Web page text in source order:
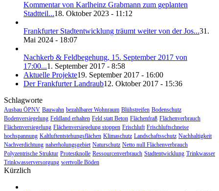
Kommentar von Karlheinz Grabmann zum geplanten
Stadtteil...18. Oktober 2023 - 11:12
Frankfurter Stadtentwicklung träumt weiter von der Jos...31.
Mai 2024 - 18:07
Nachkerb & Feldbegehung, 15. September 2017 von
17:00...1. September 2017 - 8:58
Aktuelle Projekte19. September 2017 - 16:00
Der Frankfurter Landraub12. Oktober 2017 - 15:36
Schlagworte
Ausbau ÖPNV Bauwahn bezahlbarer Wohnraum Blühstreifen Bodenschutz
Bodenversiegelung Feldland erhalten Feld statt Beton Flächenfraß Flächenverbrauch
Flächenversiegelung Flächenversiegelung stoppen Frischluft Frischluftschneise
hochspannung Kaltluftentstehungsflächen Klimaschutz Landschaftsschutz Nachhaltigkeit
Nachverdichtung naherholungsgebiet Naturschutz Netto null Flächenverbrauch
Polyzentrische Struktur Protestknolle Ressourcenverbrauch Stadtentwicklung Trinkwasser
Trinkwasserversorgung wertvolle Böden
Kürzlich